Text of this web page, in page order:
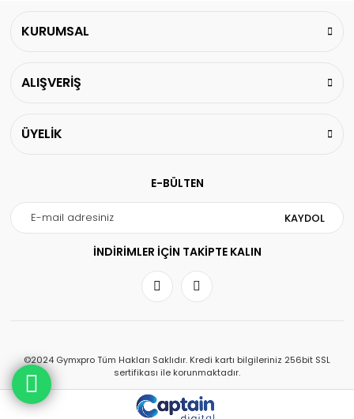
KURUMSAL
ALIŞVERİŞ
ÜYELİK
E-BÜLTEN
KAYDOL
İNDİRİMLER İÇİN TAKİPTE KALIN
©2024 Gymxpro Tüm Hakları Saklıdır. Kredi kartı bilgileriniz 256bit SSL
sertifikası ile korunmaktadır.